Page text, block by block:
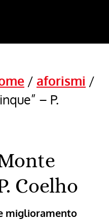
/ aforismi /
– P.
Coelho
miglioramento